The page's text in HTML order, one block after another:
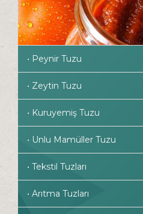
• Peynir Tuzu
• Zeytin Tuzu
• Kuruyemiş Tuzu
• Unlu Mamüller Tuzu
• Tekstil Tuzları
• Arıtma Tuzları